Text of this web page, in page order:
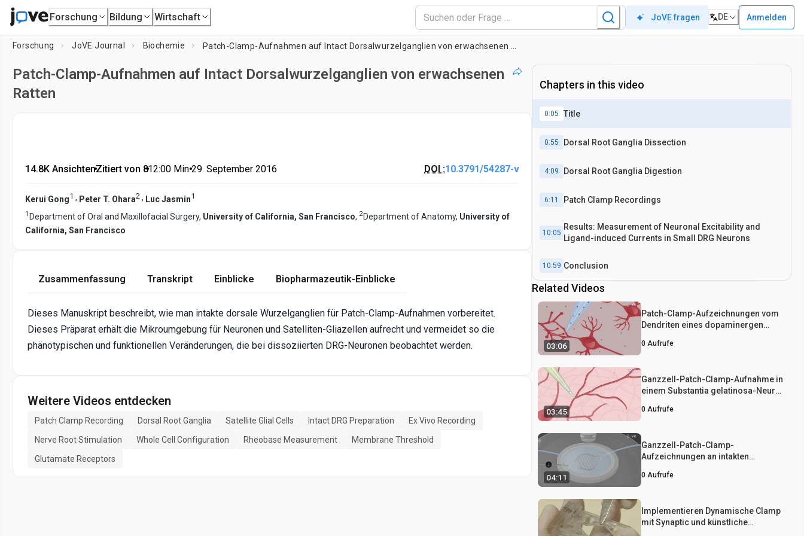
Forschung Bildung Wirtschaft JoVE fragen DE Anmelden
Forschung JoVE Journal Biochemie
Patch-Clamp-Aufnahmen auf Intact Dorsalwurzelganglien von erwachsenen
Ratten
14.8K Ansichten•Zitiert von 8•12:00 Min.•29. September 2016 DOI :10.3791/54287-v
Kerui Gong1 , Peter T. Ohara2 , Luc Jasmin1
1 Department of Oral and Maxillofacial Surgery, University of California, San Francisco, 2Department of Anatomy, University of
California, San Francisco
Zusammenfassung Transkript Einblicke Biopharmazeutik-Einblicke
Dieses Manuskript beschreibt, wie man intakte dorsale Wurzelganglien für Patch-Clamp-Aufnahmen vorbereitet.
Dieses Präparat erhält die Mikroumgebung für Neuronen und Satelliten-Gliazellen aufrecht und vermeidet so die
phänotypischen und funktionellen Veränderungen, die bei dissoziierten DRG-Neuronen beobachtet werden.
Weitere Videos entdecken
Patch Clamp Recording Dorsal Root Ganglia Satellite Glial Cells Intact DRG Preparation
Ex Vivo Recording
Nerve Root Stimulation
Whole Cell Configuration Rheobase Measurement
Membrane Threshold
Glutamate Receptors
Chapters in this video
0:05 Title
0:55 Dorsal Root Ganglia Dissection
4:09 Dorsal Root Ganglia Digestion
6:11 Patch Clamp Recordings
10:05
Results: Measurement of Neuronal Excitability and
Ligand-induced Currents in Small DRG Neurons
10:59 Conclusion
Related Videos
03:06
Patch-Clamp-Aufzeichnungen vom
Dendriten eines dopaminergen
0 Aufrufe
03:45
Ganzzell-Patch-Clamp-Aufnahme in
einem Substantia gelatinosa-Neuron
0 Aufrufe
04:11
Ganzzell-Patch-Clamp-
Aufzeichnungen an intakten
0 Aufrufe
Implementieren Dynamische Clamp
mit Synaptic und künstliche